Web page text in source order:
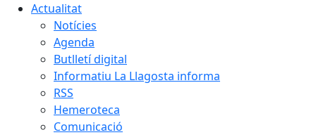
Actualitat
Notícies
Agenda
Butlletí digital
Informatiu La Llagosta informa
RSS
Hemeroteca
Comunicació